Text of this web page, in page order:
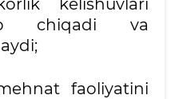
kelishuvlari
chiqadi va
faoliyatini